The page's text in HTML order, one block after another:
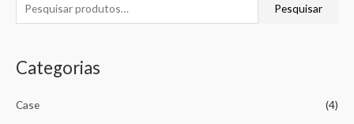
Pesquisar
Categorias
Case (4)